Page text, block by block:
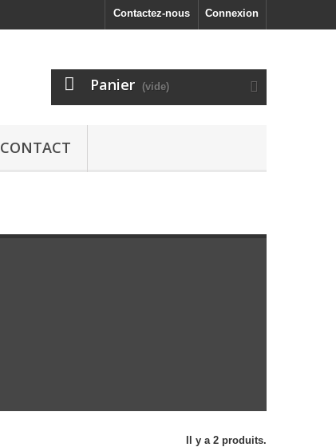
Connexion
Contactez-nous
Panier (vide)
CONTACT
Il y a 2 produits.